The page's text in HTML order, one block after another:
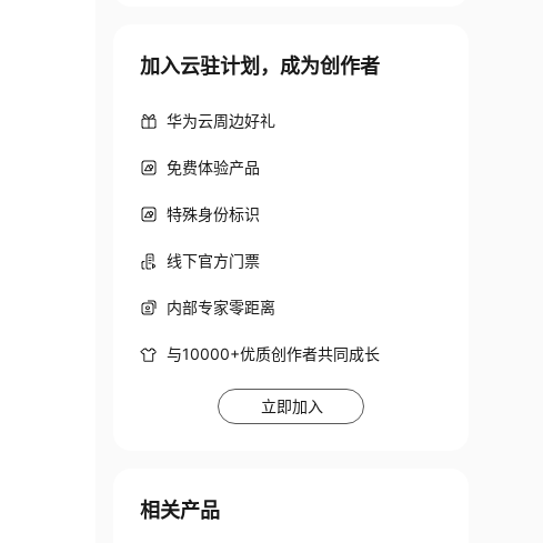
加入云驻计划，成为创作者
华为云周边好礼
免费体验产品
特殊身份标识
线下官方门票
内部专家零距离
与10000+优质创作者共同成长
立即加入
相关产品